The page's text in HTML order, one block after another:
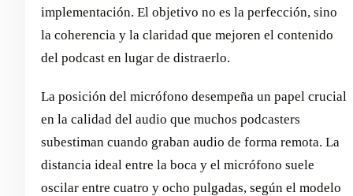
implementación. El objetivo no es la perfección, sino
la coherencia y la claridad que mejoren el contenido
del podcast en lugar de distraerlo.
La posición del micrófono desempeña un papel crucial
en la calidad del audio que muchos podcasters
subestiman cuando graban audio de forma remota. La
distancia ideal entre la boca y el micrófono suele
oscilar entre cuatro y ocho pulgadas, según el modelo